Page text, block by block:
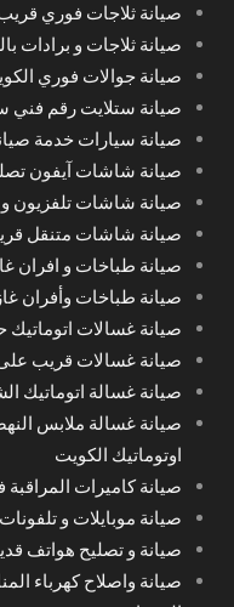
صيانة ثلاجات فوري
صيانة ثلاجات و برادات
صيانة جوالات فوري
صيانة ستلايت رقم فني
صيانة سيارات خدمة
صيانة شاشات آيفون
صيانة شاشات تلفزيون و
صيانة شاشات متنقل
صيانة طباخات و افران
صيانة طباخات وأفران
صيانة غسالات اتوماتيك
صيانة غسالات قريب
صيانة غسالة اتوماتيك
اوتوماتيك الكويت
صيانة كاميرات
صيانة موبايلات و
صيانة و تصليح هواتف
صيانة واصلاح كهرباء